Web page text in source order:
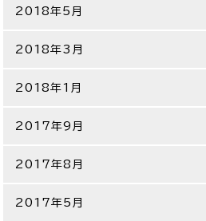
2018年5月
2018年3月
2018年1月
2017年9月
2017年8月
2017年5月